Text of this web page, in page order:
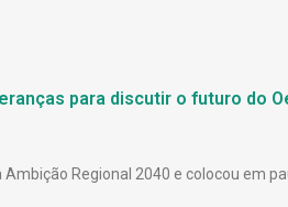
para discutir o futuro do
Regional 2040 e colocou em